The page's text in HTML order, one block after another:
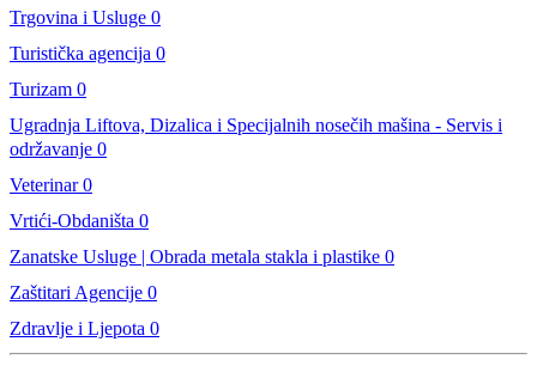
Trgovina i Usluge 0
Turistička agencija 0
Turizam 0
Ugradnja Liftova, Dizalica i Specijalnih nosečih mašina - Servis i
održavanje 0
Veterinar0
Vrtići-Obdaništa 0
Zanatske Usluge | Obrada metala stakla i plastike 0
Zaštitari Agencije 0
Zdravlje i Ljepota 0